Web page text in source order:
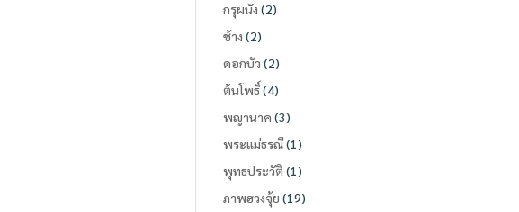
กรุผนัง (2)
ช้าง (2)
ดอกบัว (2)
ต้นโพธิ์(4)
พญานาค (3)
พระแม่ธรณี(1)
พุทธประวัติ (1)
ภาพฮวงจุ้ย (19)